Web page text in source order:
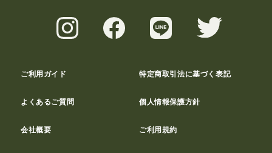
ご利用ガイド 特定商取引法に基づく表記
よくあるご質問 個人情報保護方針
会社概要 ご利用規約